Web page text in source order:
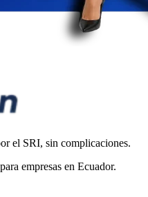
el SRI, sin complicaciones.
empresas en Ecuador.